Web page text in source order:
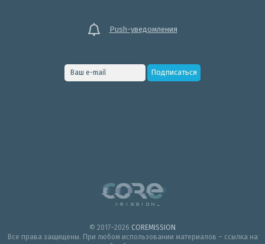
Push-уведомления
© 2017–2026 COREMISSION
Все права защищены. При любом использовании материалов – ссылка на